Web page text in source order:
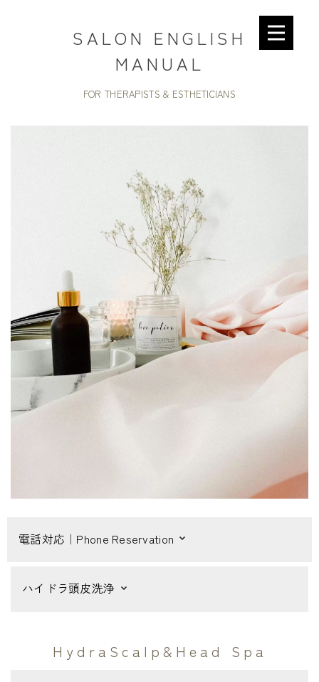
SALON ENGLISH
MANUAL
FOR THERAPISTS & ESTHETICIANS
電話対応｜Phone Reservation
ハイドラ頭皮洗浄
HydraScalp&Head Spa